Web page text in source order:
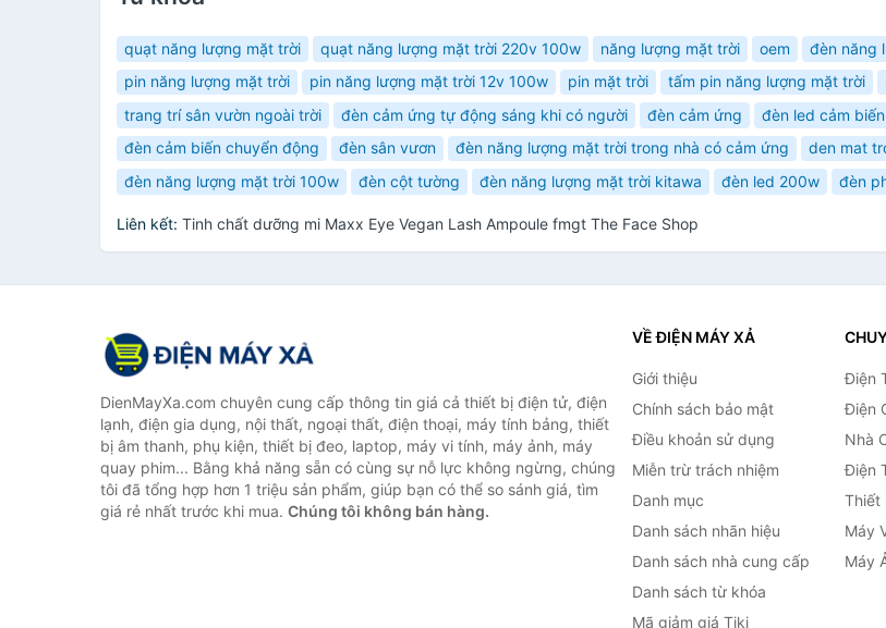
quạt năng lượng mặt trời quạt năng lượng mặt trời 220v 100w năng lượng mặt trời oem đèn năng
pin năng lượng mặt trời
pin năng lượng mặt trời 12v 100w pin mặt trời tấm pin năng lượng mặt trời
trang trí sân vườn ngoài trời
đèn cảm ứng tự động sáng khi có người đèn cảm ứng đèn led cảm
đèn cảm biến chuyển động
đèn sân vươn đèn năng lượng mặt trời trong nhà có cảm ứng den mat
đèn năng lượng mặt trời 100w
đèn cột tường đèn năng lượng mặt trời kitawa đèn led 200w đèn
Liên kết: Tinh chất dưỡng mi Maxx Eye Vegan Lash Ampoule fmgt The Face Shop
DienMayXa.com chuyên cung cấp thông tin giá cả thiết bị điện tử, điện
lạnh, điện gia dụng, nội thất, ngoại thất, điện thoại, máy tính bảng, thiết
bị âm thanh, phụ kiện, thiết bị đeo, laptop, máy vi tính, máy ảnh, máy
quay phim... Bằng khả năng sẵn có cùng sự nỗ lực không ngừng, chúng
tôi đã tổng hợp hơn 1 triệu sản phẩm, giúp bạn có thể so sánh giá, tìm
giá rẻ nhất trước khi mua. Chúng tôi không bán hàng.
VỀ ĐIỆN MÁY XẢ
Giới thiệu
Chính sách bảo mật
Điều khoản sử dụng
Miễn trừ trách nhiệm
Danh mục
Danh sách nhãn hiệu
Danh sách nhà cung cấp
Danh sách từ khóa
Mã giảm giá Tiki
Điện
Điện
Nhà
Điện
Thiết
Máy
Máy